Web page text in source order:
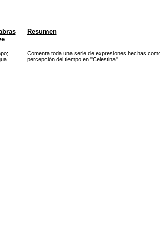
Resumen
;
Comenta toda una serie de expresiones hechas
percepción del tiempo en "Celestina".